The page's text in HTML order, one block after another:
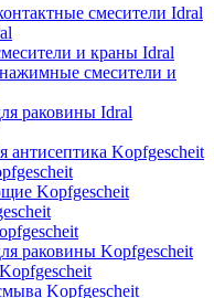
смесители Idral
и краны Idral
смесители и
раковины Idral
антисептика Kopfgescheit
Kopfgescheit
раковины Kopfgescheit
Kopfgescheit